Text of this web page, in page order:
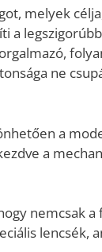
melyek
a
ne
a
a
nemcsak
lencsék,